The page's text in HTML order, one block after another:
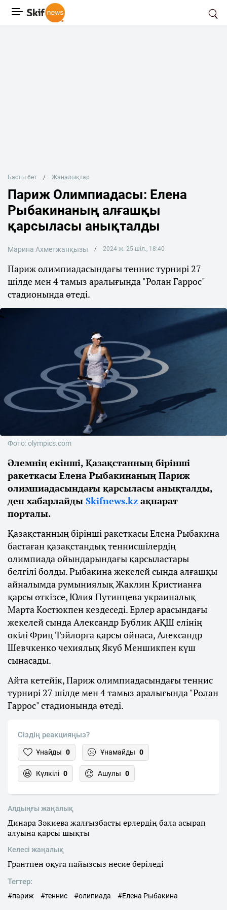
Басты бет Жаңалықтар
Париж Олимпиадасы: Елена
Рыбакинаның алғашқы
қарсыласы анықталды
Марина Ахметжанқызы 2024 ж. 25 шіл., 18:40
Париж олимпиадасындағы теннис турнирі 27
шілде мен 4 тамыз аралығында "Ролан Гаррос"
стадионында өтеді.
Фото: olympics.com
Әлемнің екінші, Қазақстанның бірінші
ракеткасы Елена Рыбакинаның Париж
олимпиадасындағы қарсыласы анықталды,
деп хабарлайды Skifnews.kz ақпарат
порталы.
Қазақстанның бірінші ракеткасы Елена Рыбакина
бастаған қазақстандық теннисшілердің
олимпиада ойындарындағы қарсыластары
белгілі болды. Рыбакина жекелей сында алғашқы
айналымда румыниялық Жаклин Кристианға
қарсы өткізсе, Юлия Путинцева украиналық
Марта Костюкпен кездеседі. Ерлер арасындағы
жекелей сында Александр Бублик АҚШ елінің
өкілі Фриц Тэйлорға қарсы ойнаса, Александр
Шевчкенко чехиялық Якуб Меншикпен күш
сынасады.
Айта кетейік, Париж олимпиадасындағы теннис
турнирі 27 шілде мен 4 тамыз аралығында "Ролан
Гаррос" стадионында өтеді.
Сіздің реакцияңыз?
Ұнайды 0 Ұнамайды 0
Күлкілі 0 Ашулы 0
Алдыңғы жаңалық
Динара Зәкиева жалғызбасты ерлердің бала асырап
алуына қарсы шықты
Келесі жаңалық
Грантпен оқуға пайызсыз несие беріледі
Тегтер:
#париж #теннис #олипиада #Елена Рыбакина